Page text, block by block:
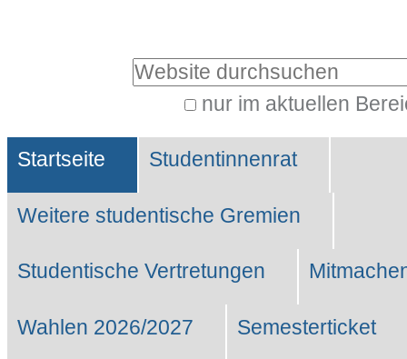
Website durchsuchen
nur im aktuellen
Suche…
Sektionen
Startseite Studentinnenrat
Weitere studentische Gremien
Studentische Vertretungen
Wahlen 2026/2027 Semesterticket